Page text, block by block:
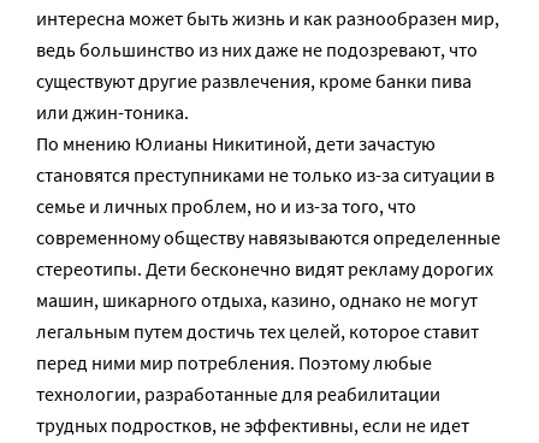
интересна может быть жизнь и как разнообразен мир,
ведь большинство из них даже не подозревают, что
существуют другие развлечения, кроме банки пива
или джин-тоника.
По мнению Юлианы Никитиной, дети зачастую
становятся преступниками не только из-за ситуации в
семье и личных проблем, но и из-за того, что
современному обществу навязываются определенные
стереотипы. Дети бесконечно видят рекламу дорогих
машин, шикарного отдыха, казино, однако не могут
легальным путем достичь тех целей, которое ставит
перед ними мир потребления. Поэтому любые
технологии, разработанные для реабилитации
трудных подростков, не эффективны, если не идет